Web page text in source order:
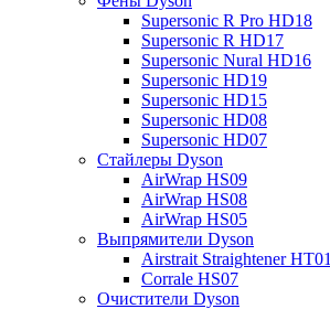
Supersonic R Pro HD18
Supersonic R HD17
Supersonic Nural HD16
Supersonic HD19
Supersonic HD15
Supersonic HD08
Supersonic HD07
Стайлеры Dyson
AirWrap HS09
AirWrap HS08
AirWrap HS05
Выпрямители Dyson
Airstrait Straightener HT01
Corrale HS07
Очистители Dyson